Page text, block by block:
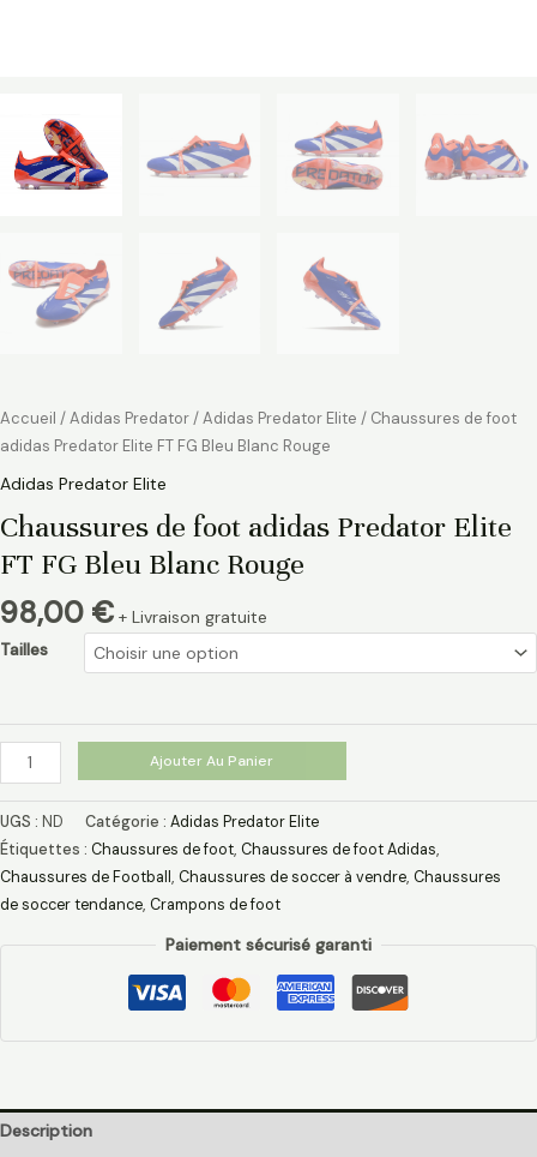
Accueil /Adidas Predator/Adidas Predator Elite / Chaussures de foot
adidas Predator Elite FT FG Bleu Blanc Rouge
Adidas Predator Elite
Chaussures de foot adidas Predator Elite
FT FG Bleu Blanc Rouge
98,00 € + Livraison gratuite
Tailles
Ajouter Au Panier
UGS : ND Catégorie : Adidas Predator Elite
Étiquettes : Chaussures de foot, Chaussures de foot Adidas​,
Chaussures de Football , Chaussures de soccer à vendre, Chaussures
de soccer tendance, Crampons de foot
Paiement sécurisé garanti
Description